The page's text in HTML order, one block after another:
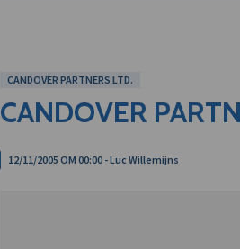
CANDOVER PARTNERS LTD.
CANDOVER
12/11/2005 OM 00:00 - Luc Willemijns